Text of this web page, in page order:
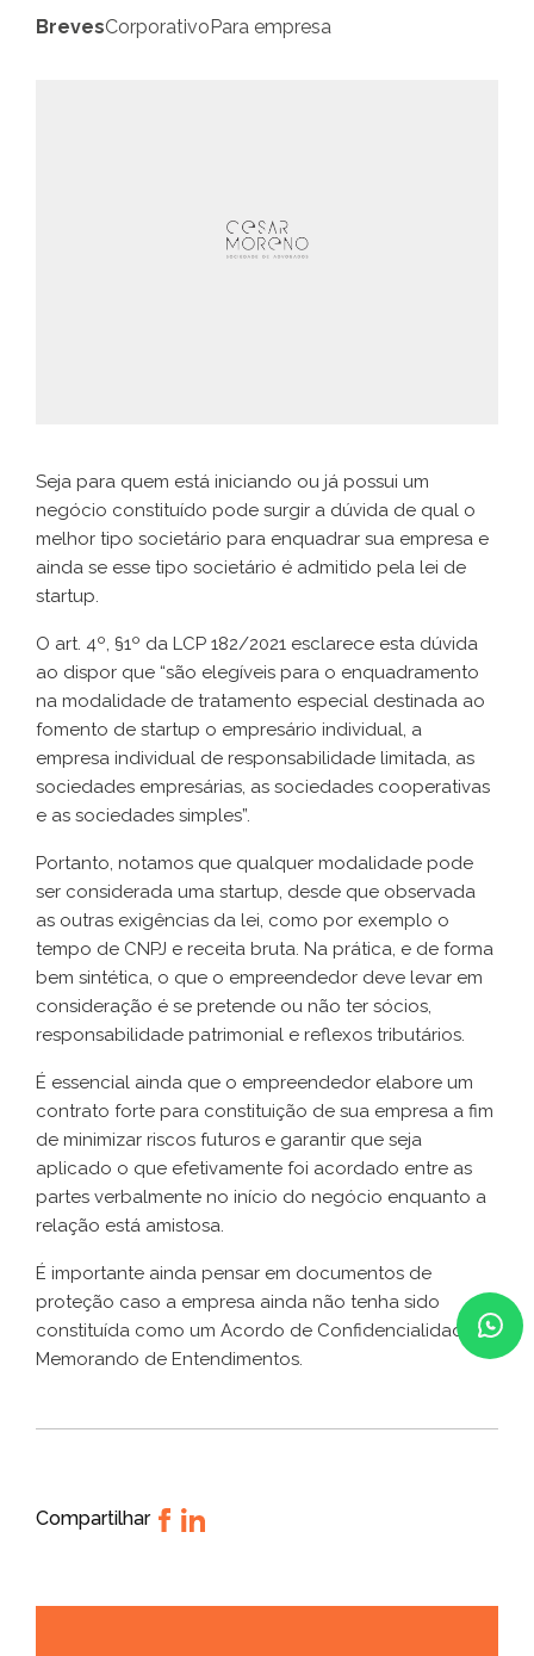
BrevesCorporativoPara empresa
Seja para quem está iniciando ou já possui um
negócio constituído pode surgir a dúvida de qual o
melhor tipo societário para enquadrar sua empresa e
ainda se esse tipo societário é admitido pela lei de
startup.
O art. 4º, §1º da LCP 182/2021 esclarece esta dúvida
ao dispor que “são elegíveis para o enquadramento
na modalidade de tratamento especial destinada ao
fomento de startup o empresário individual, a
empresa individual de responsabilidade limitada, as
sociedades empresárias, as sociedades cooperativas
e as sociedades simples”.
Portanto, notamos que qualquer modalidade pode
ser considerada uma startup, desde que observada
as outras exigências da lei, como por exemplo o
tempo de CNPJ e receita bruta. Na prática, e de forma
bem sintética, o que o empreendedor deve levar em
consideração é se pretende ou não ter sócios,
responsabilidade patrimonial e reflexos tributários.
É essencial ainda que o empreendedor elabore um
contrato forte para constituição de sua empresa a fim
de minimizar riscos futuros e garantir que seja
aplicado o que efetivamente foi acordado entre as
partes verbalmente no início do negócio enquanto a
relação está amistosa.
É importante ainda pensar em documentos de
proteção caso a empresa ainda não tenha sido
constituída como um Acordo de Confidencialidade e
Memorando de Entendimentos.
Compartilhar